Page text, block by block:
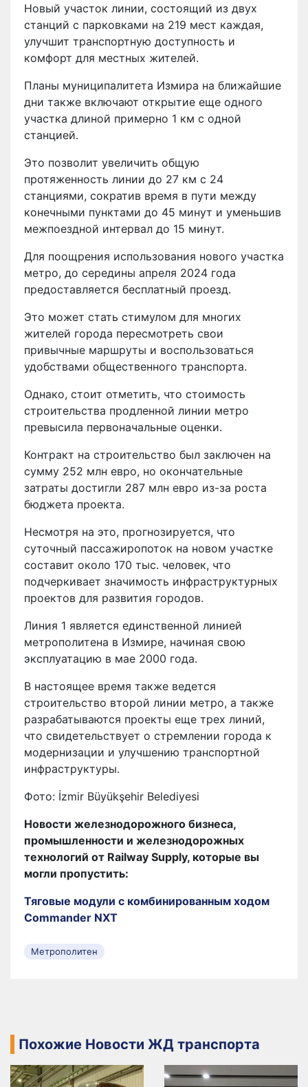
Новый участок линии, состоящий из двух
станций с парковками на 219 мест каждая,
улучшит транспортную доступность и
комфорт для местных жителей.
Планы муниципалитета Измира на ближайшие
дни также включают открытие еще одного
участка длиной примерно 1 км с одной
станцией.
Это позволит увеличить общую
протяженность линии до 27 км с 24
станциями, сократив время в пути между
конечными пунктами до 45 минут и уменьшив
межпоездной интервал до 15 минут.
Для поощрения использования нового участка
метро, до середины апреля 2024 года
предоставляется бесплатный проезд.
Это может стать стимулом для многих
жителей города пересмотреть свои
привычные маршруты и воспользоваться
удобствами общественного транспорта.
Однако, стоит отметить, что стоимость
строительства продленной линии метро
превысила первоначальные оценки.
Контракт на строительство был заключен на
сумму 252 млн евро, но окончательные
затраты достигли 287 млн евро из-за роста
бюджета проекта.
Несмотря на это, прогнозируется, что
суточный пассажиропоток на новом участке
составит около 170 тыс. человек, что
подчеркивает значимость инфраструктурных
проектов для развития городов.
Линия 1 является единственной линией
метрополитена в Измире, начиная свою
эксплуатацию в мае 2000 года.
В настоящее время также ведется
строительство второй линии метро, а также
разрабатываются проекты еще трех линий,
что свидетельствует о стремлении города к
модернизации и улучшению транспортной
инфраструктуры.
Фото: İzmir Büyükşehir Belediyesi
Новости железнодорожного бизнеса,
промышленности и железнодорожных
технологий от Railway Supply, которые вы
могли пропустить:
Тяговые модули с комбинированным ходом
Commander NXT
Метрополитен
Похожие Новости ЖД транспорта